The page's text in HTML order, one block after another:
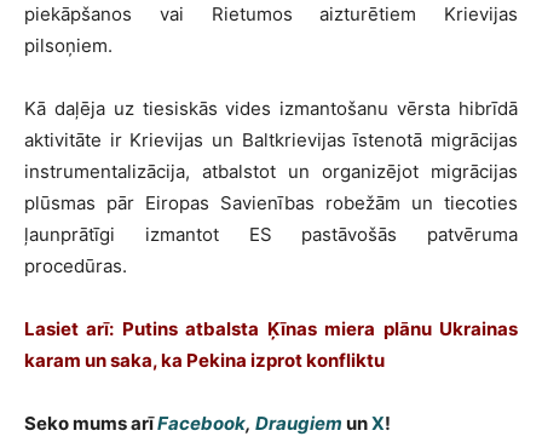
piekāpšanos vai Rietumos aizturētiem Krievijas
pilsoņiem.
Kā daļēja uz tiesiskās vides izmantošanu vērsta hibrīdā
aktivitāte ir Krievijas un Baltkrievijas īstenotā migrācijas
instrumentalizācija, atbalstot un organizējot migrācijas
plūsmas pār Eiropas Savienības robežām un tiecoties
ļaunprātīgi izmantot ES pastāvošās patvēruma
procedūras.
Lasiet arī: Putins atbalsta Ķīnas miera plānu Ukrainas
karam un saka, ka Pekina izprot konfliktu
Seko mums arīFacebook, Draugiem unX!